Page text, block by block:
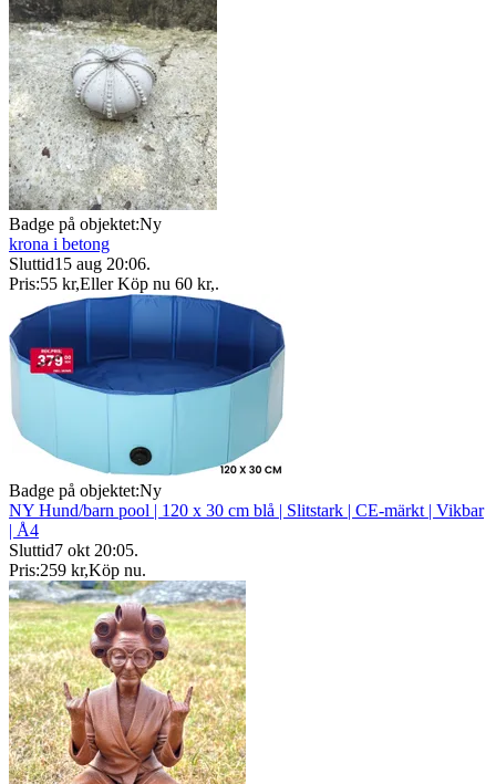
Badge på objektet:Ny
krona i betong
Sluttid15 aug 20:06.
Pris:55 kr,Eller Köp nu 60 kr,.
Badge på objektet:Ny
NY Hund/barn pool | 120 x 30 cm blå | Slitstark | CE-märkt | Vikbar
| Å4
Sluttid7 okt 20:05.
Pris:259 kr,Köp nu.